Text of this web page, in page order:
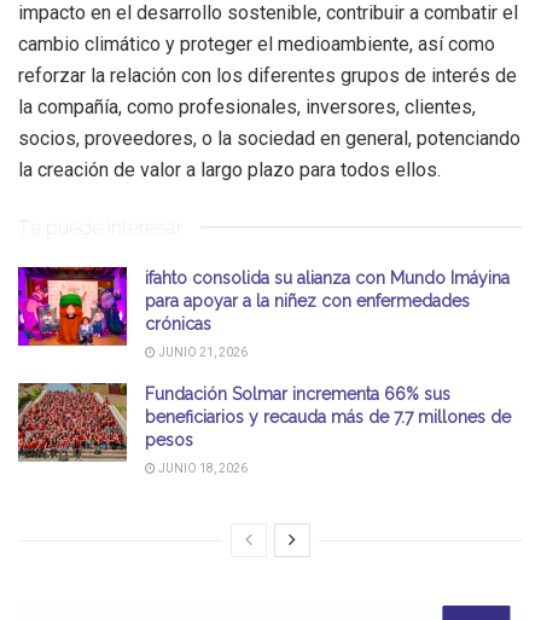
impacto en el desarrollo sostenible, contribuir a combatir el
cambio climático y proteger el medioambiente, así como
reforzar la relación con los diferentes grupos de interés de
la compañía, como profesionales, inversores, clientes,
socios, proveedores, o la sociedad en general, potenciando
la creación de valor a largo plazo para todos ellos.
Te puede interesar
ifahto consolida su alianza con Mundo Imáyina
para apoyar a la niñez con enfermedades
crónicas
JUNIO 21, 2026
Fundación Solmar incrementa 66% sus
beneficiarios y recauda más de 7.7 millones de
pesos
JUNIO 18, 2026